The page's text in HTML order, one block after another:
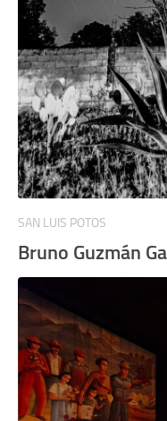
SAN LUIS POTOS
Bruno Guzmán